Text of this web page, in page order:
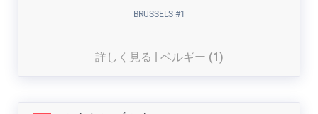
BRUSSELS #1
詳しく見る | ベルギー (1)